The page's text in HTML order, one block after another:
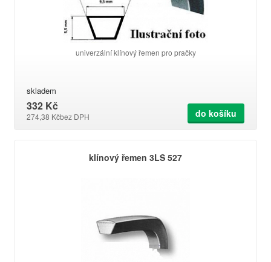
univerzální klínový řemen pro pračky
skladem
332 Kč
274,38 Kčbez DPH do košíku
klínový řemen 3LS 527